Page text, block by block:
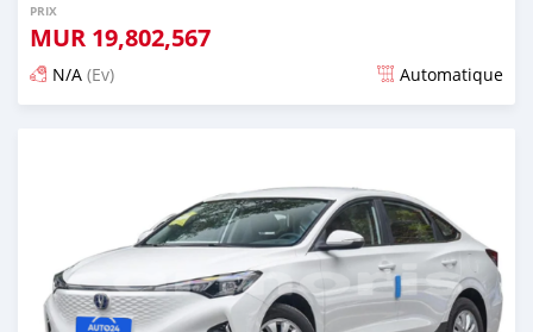
PRIX
MUR 19,802,567
N/A (Ev) Automatique